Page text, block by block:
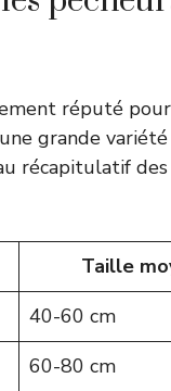
réputé
grande
récapitulatif
Taille
40-60 cm
60-80 cm